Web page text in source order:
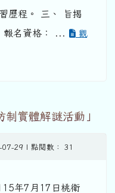
歷程。 三、 旨揭
報名資格： ...
觀
實體解謎活動」
29 | 點閱數： 31
年7月17日桃衛